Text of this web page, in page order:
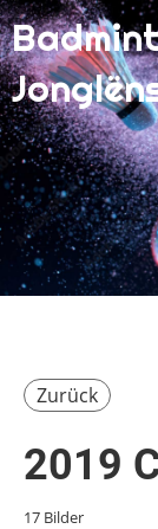
Zurück
2019
17 Bilder